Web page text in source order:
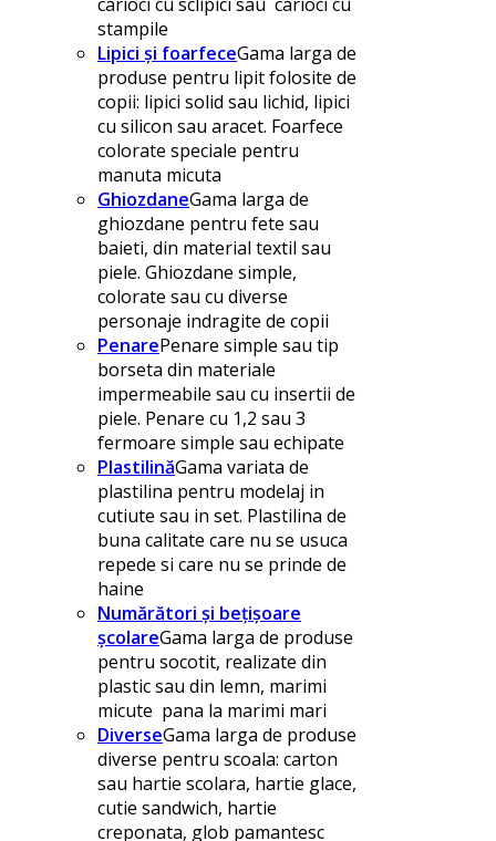
stampile
Lipici și foarfeceGama larga de
produse pentru lipit folosite de
copii: lipici solid sau lichid, lipici
cu silicon sau aracet. Foarfece
colorate speciale pentru
manuta micuta
GhiozdaneGama larga de
ghiozdane pentru fete sau
baieti, din material textil sau
piele. Ghiozdane simple,
colorate sau cu diverse
personaje indragite de copii
PenarePenare simple sau tip
borseta din materiale
impermeabile sau cu insertii de
piele. Penare cu 1,2 sau 3
fermoare simple sau echipate
PlastilinăGama variata de
plastilina pentru modelaj in
cutiute sau in set. Plastilina de
buna calitate care nu se usuca
repede si care nu se prinde de
haine
Numărători și bețișoare
școlareGama larga de produse
pentru socotit, realizate din
plastic sau din lemn, marimi
micute pana la marimi mari
DiverseGama larga de produse
diverse pentru scoala: carton
sau hartie scolara, hartie glace,
cutie sandwich, hartie
creponata, glob pamantesc